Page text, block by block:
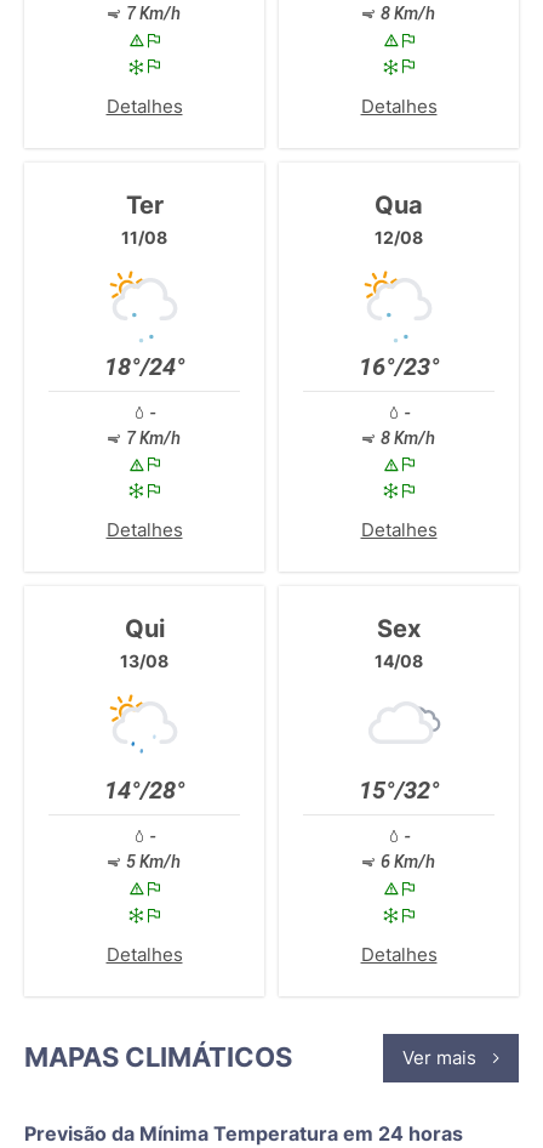
7 Km/h
Detalhes
8 Km/h
Detalhes
Ter
11/08
18°/24°
-
7 Km/h
Detalhes
Qua
12/08
16°/23°
-
8 Km/h
Detalhes
Qui
13/08
14°/28°
-
5 Km/h
Detalhes
Sex
14/08
15°/32°
-
6 Km/h
Detalhes
MAPAS CLIMÁTICOS Ver mais
Previsão da Mínima Temperatura em 24 horas